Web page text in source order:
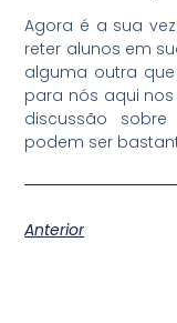
Agora é a sua
reter alunos em
alguma outra
para nós aqui
discussão sobre
podem ser
Anterior